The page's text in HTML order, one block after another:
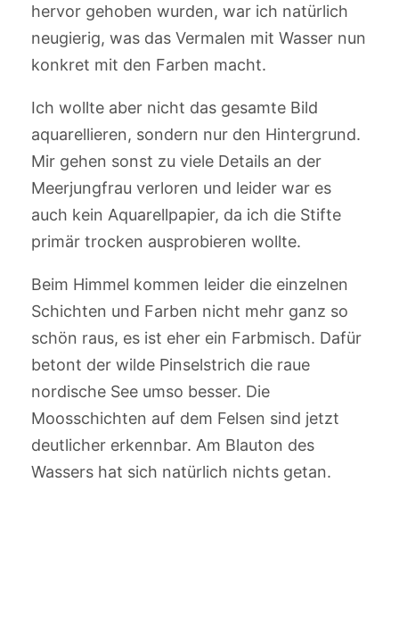
hervor gehoben wurden, war ich natürlich
neugierig, was das Vermalen mit Wasser nun
konkret mit den Farben macht.
Ich wollte aber nicht das gesamte Bild
aquarellieren, sondern nur den Hintergrund.
Mir gehen sonst zu viele Details an der
Meerjungfrau verloren und leider war es
auch kein Aquarellpapier, da ich die Stifte
primär trocken ausprobieren wollte.
Beim Himmel kommen leider die einzelnen
Schichten und Farben nicht mehr ganz so
schön raus, es ist eher ein Farbmisch. Dafür
betont der wilde Pinselstrich die raue
nordische See umso besser. Die
Moosschichten auf dem Felsen sind jetzt
deutlicher erkennbar. Am Blauton des
Wassers hat sich natürlich nichts getan.